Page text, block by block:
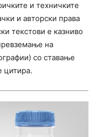
и техничките
и авторски права
текстови е казниво
на
со ставање
цитира.